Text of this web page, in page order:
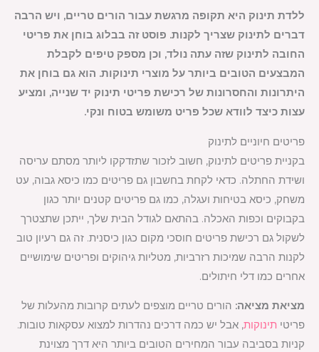
ללדת תינוק היא תקופה מרגשת עבור הורים טריים, ויש הרבה
דברים לתינוק שצריך לקנות. פוסט זה בבלוג בוחן את פריטי
החובה לתינוק שזה עתה נולד, וכן מספק טיפים לקבלת
המבצעים הטובים ביותר על מוצרי תינוקות. הוא גם בוחן את
היתרונות והחסרונות של רכישת פריטי תינוק יד שנייה, ומציע
עצות כיצד לוודא שכל פריט משומש בטוח ונקי.
פריטים חיוניים לתינוק
בקניית פריטים לתינוק, חשוב לזכור שתזדקקו ליותר מסתם עריסה
ושידת החתלה. כדאי לקחת בחשבון גם פריטים כמו כיסא גבוה, עט
משחק, כיסא בטיחות ועגלה, כמו גם פריטים קטנים יותר כגון
בקבוקים וכפות האכלה. בהתאם לגודל הבית שלך, ייתכן שתצטרך
לשקול גם רכישת פריטים חוסכי מקום כגון כיסנית. זה גם רעיון טוב
לקנות הרבה שמיכות רזרביות, מטליות גיהוקים ופריטים שימושיים
אחרים כמו דלי חיתולים.
מציאת מציאה: הורים טריים מוצפים לעתים קרובות מהעלות של
פריטי תינוקות, אבל יש כמה דרכים נהדרות למצוא עסקאות טובות.
קניות בסביבה עבור המחירים הטובים ביותר היא דרך מצוינת